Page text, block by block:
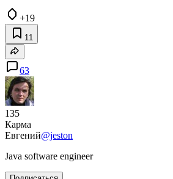
+19
11
63
135
Карма
Евгений@jeston
Java software engineer